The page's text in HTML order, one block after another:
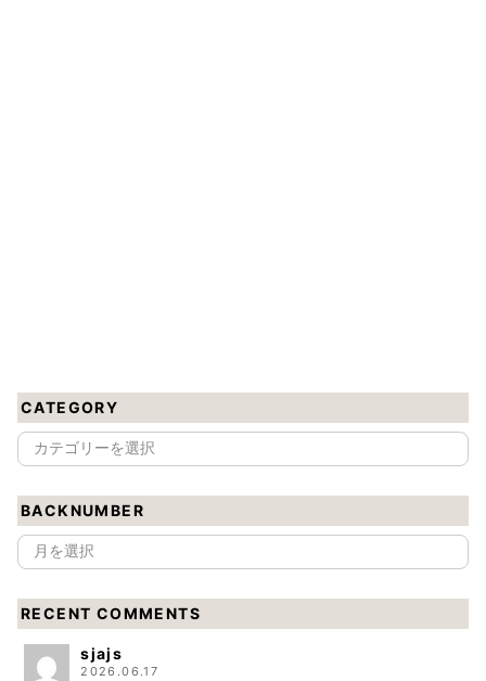
CATEGORY
BACKNUMBER
RECENT COMMENTS
sjajs
2026.06.17